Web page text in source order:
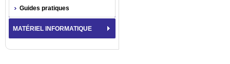
Guides pratiques
MATÉRIEL INFORMATIQUE